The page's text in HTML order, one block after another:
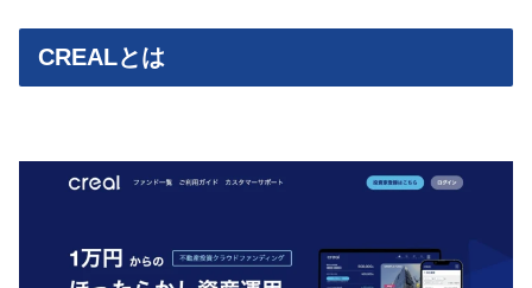
CREALとは